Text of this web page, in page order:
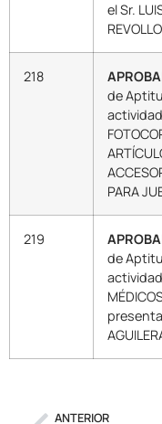
el Sr.
REVOLLO
218
de
actividad
PARA
219
de
actividad
ANTERIOR